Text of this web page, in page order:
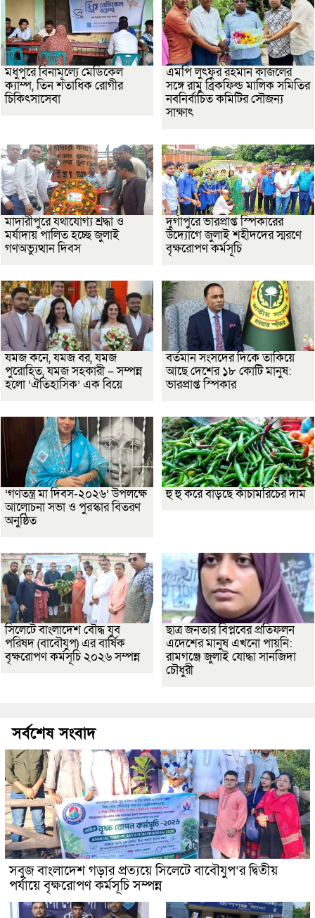
মধুপুরে বিনামূল্যে মেডিকেল
ক্যাম্প, তিন শতাধিক রোগীর
চিকিৎসাসেবা
এমপি লুৎফুর রহমান কাজলের
সঙ্গে রামু ব্রিকফিল্ড মালিক সমিতির
নবনির্বাচিত কমিটির সৌজন্য
সাক্ষাৎ
মাদারীপুরে যথাযোগ্য শ্রদ্ধা ও
মর্যাদায় পালিত হচ্ছে জুলাই
গণঅভ্যুত্থান দিবস
দুর্গাপুরে ভারপ্রাপ্ত স্পিকারের
উদ্যোগে জুলাই শহীদদের স্মরণে
বৃক্ষরোপণ কর্মসূচি
যমজ কনে, যমজ বর, যমজ
পুরোহিত, যমজ সহকারী – সম্পন্ন
হলো ‘ঐতিহাসিক’ এক বিয়ে
বর্তমান সংসদের দিকে তাকিয়ে
আছে দেশের ১৮ কোটি মানুষ:
ভারপ্রাপ্ত স্পিকার
‘গণতন্ত্র মা দিবস-২০২৬’ উপলক্ষে
আলোচনা সভা ও পুরস্কার বিতরণ
অনুষ্ঠিত
হু হু করে বাড়ছে কাঁচামরিচের দাম
সিলেটে বাংলাদেশ বৌদ্ধ যুব
পরিষদ (বাবৌযুপ) এর বার্ষিক
বৃক্ষরোপণ কর্মসূচি ২০২৬ সম্পন্ন
ছাত্র জনতার বিপ্লবের প্রতিফলন
এদেশের মানুষ এখনো পায়নি:
রামগঞ্জে জুলাই যোদ্ধা সানজিদা
চৌধুরী
সর্বশেষ সংবাদ
সবুজ বাংলাদেশ গড়ার প্রত্যয়ে সিলেটে বাবৌযুপ’র দ্বিতীয়
পর্যায়ে বৃক্ষরোপণ কর্মসূচি সম্পন্ন